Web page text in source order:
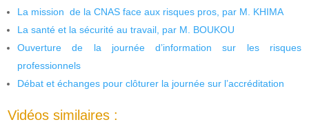
La mission de la CNAS face aux risques pros, par M. KHIMA
La santé et la sécurité au travail, par M. BOUKOU
Ouverture de la journée d’information sur les risques
professionnels
Débat et échanges pour clôturer la journée sur l’accréditation
Vidéos similaires :